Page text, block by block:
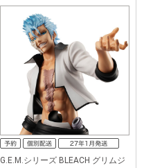
G.E.M.シリーズ BLEACH グリムジ